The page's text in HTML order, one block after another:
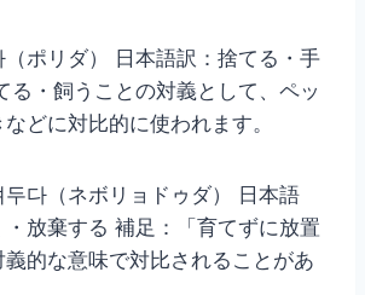
ポリダ） 日本語訳：捨てる・手
る・飼うことの対義として、ペッ
どに対比的に使われます。
다（ネボリョドゥダ） 日本語
放棄する 補足：「育てずに放置
的な意味で対比されることがあ